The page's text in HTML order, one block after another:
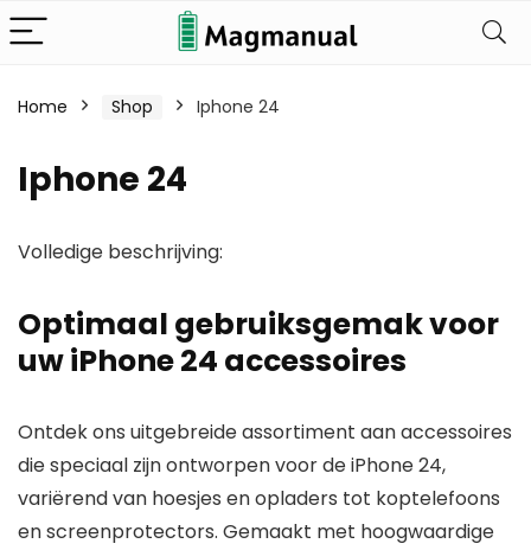
Home Shop Iphone 24
Iphone 24
Volledige beschrijving:
Optimaal gebruiksgemak voor
uw iPhone 24 accessoires
Ontdek ons uitgebreide assortiment aan accessoires
die speciaal zijn ontworpen voor de iPhone 24,
variërend van hoesjes en opladers tot koptelefoons
en screenprotectors. Gemaakt met hoogwaardige